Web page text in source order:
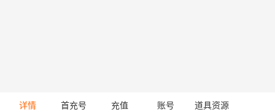
详情 首充号 充值 账号 道具资源